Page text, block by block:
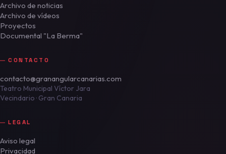
Archivo de noticias
Archivo de vídeos
Proyectos
Documental "La Berma"
CONTACTO
contacto@granangularcanarias.com
Teatro Municipal Víctor Jara
Vecindario · Gran Canaria
LEGAL
Aviso legal
Privacidad